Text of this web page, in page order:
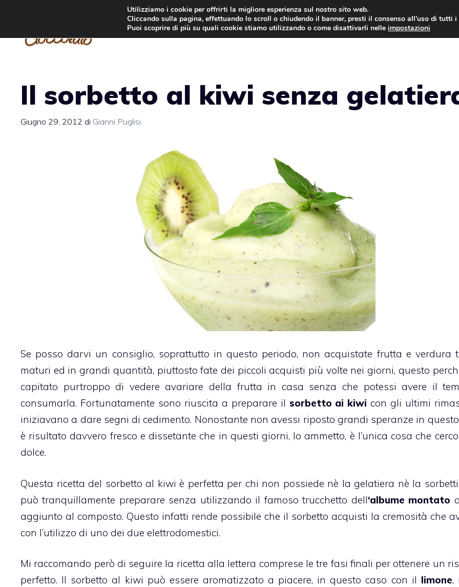
contenuto
TORTE AL CIOCCOLATO TORTE CLASSICHE
Il sorbetto al kiwi senza
Giugno 29, 2012 di Gianni Puglisi
Se posso darvi un consiglio, soprattutto in questo periodo, non acquistate frutta e verdura
maturi ed in grandi quantità, piuttosto fate dei piccoli acquisti più volte nei giorni, questo
capitato purtroppo di vedere avariare della frutta in casa senza che potessi avere il
consumarla. Fortunatamente sono riuscita a preparare il sorbetto ai kiwi con gli ultimi
iniziavano a dare segni di cedimento. Nonostante non avessi riposto grandi speranze in
è risultato davvero fresco e dissetante che in questi giorni, lo ammetto, è l’unica cosa che
dolce.
Questa ricetta del sorbetto al kiwi è perfetta per chi non possiede nè la gelatiera nè la
può tranquillamente preparare senza utilizzando il famoso trucchetto dell‘albume montato
aggiunto al composto. Questo infatti rende possibile che il sorbetto acquisti la cremosità che
con l’utilizzo di uno dei due elettrodomestici.
Mi raccomando però di seguire la ricetta alla lettera comprese le tre fasi finali per ottenere un
perfetto. Il sorbetto al kiwi può essere aromatizzato a piacere, in questo caso con il limone,
Utilizziamo i cookie per offrirti la migliore esperienza sul nostro sito web.
Cliccando sulla pagina, effettuando lo scroll o chiudendo il banner, presti il consenso all’uso di tutti
Puoi scoprire di più su quali cookie stiamo utilizzando o come disattivarli nelleimpostazioni